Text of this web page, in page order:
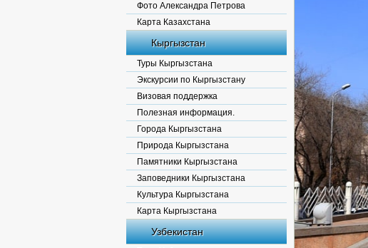
Фото Александра Петрова
Карта Казахстана
Кыргызстан
Туры Кыргызстана
Экскурсии по Кыргызстану
Визовая поддержка
Полезная информация.
Города Кыргызстана
Природа Кыргызстана
Памятники Кыргызстана
Заповедники Кыргызстана
Культура Кыргызстана
Карта Кыргызстана
Узбекистан